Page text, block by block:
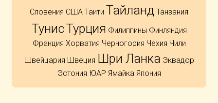
Словения США Таити Тайланд Танзания
ТунисТурция Филиппины Финляндия
Франция Хорватия Черногория Чехия Чили
Швейцария Швеция Шри Ланка Эквадор
Эстония ЮАР Ямайка Япония